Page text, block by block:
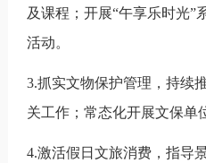
及课程；开展“午享乐时光”
活动。
3.抓实文物保护管理，持续
关工作；常态化开展文保单
4.激活假日文旅消费， 指导